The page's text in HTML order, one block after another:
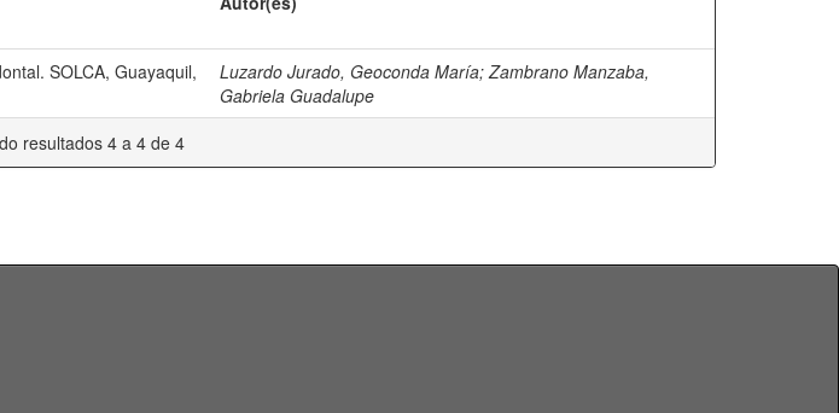
SOLCA, Guayaquil,
Luzardo Jurado, Geoconda María;Zambrano Manzaba,
Gabriela Guadalupe
resultados 4 a 4 de 4